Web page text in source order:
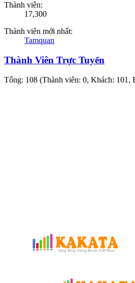
Thành viên:
17,300
Thành viên mới nhất:
Tamquan
Thành Viên Trực Tuyến
Tổng: 108 (Thành viên: 0, Khách: 101,